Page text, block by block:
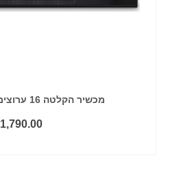
מכשיר הקלטה 16 ערוצים DVR AHD 8MP
1,790.00